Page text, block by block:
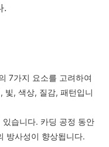
.
7가지 요소를 고려하여
빛, 색상, 질감, 패턴입니
있습니다. 카딩 공정 동안
방사성이 향상됩니다.